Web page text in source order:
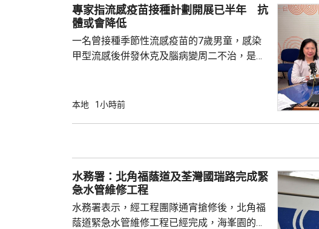
總部或公司，並在香港作籌融資，相信對香港
整體經濟有幫助，他下周出訪馬來...
專家指流感疫苗接種計劃開展已半年 抗
體或會降低
一名曾接種季節性流感疫苗的7歲男童，感染
甲型流感後併發休克及腦病變周二不治，是本
系名譽臨床副教授關日華認為是個別事件，形
問題，令免疫力減弱。 衞生防護中心指截至7
月底，錄得12名兒童流感引發嚴重併發症...
本地 1小時前
水務署：北角福蔭道及荃灣國瑞路完成緊
急水管維修工程
水務署表示，經工程團隊通宵搶修後，北角福
蔭道緊急水管維修工程已經完成，海峯園的食